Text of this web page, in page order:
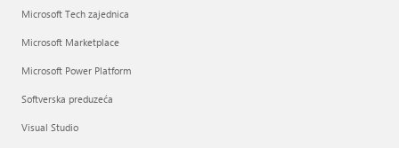
Microsoft Tech zajednica
Microsoft Marketplace
Microsoft Power Platform
Softverska preduzeća
Visual Studio